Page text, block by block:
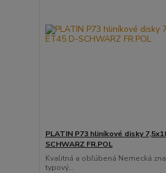
PLATIN P73 hliníkové disky
SCHWARZ FR.POL
Kvalitná a obľúbená Nemecká
typový...